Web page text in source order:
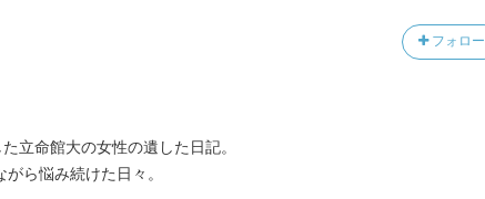
フォロー
立命館大の女性の遺した日記。
ら悩み続けた日々。